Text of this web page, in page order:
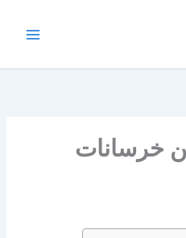
خرسانات